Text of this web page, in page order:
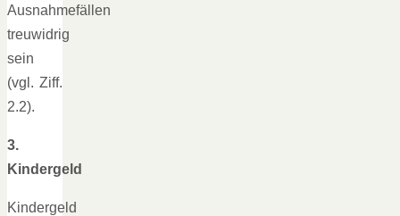
Ausnahmefällen
treuwidrig
sein
(vgl. Ziff.
2.2).
3.
Kindergeld
Kindergeld